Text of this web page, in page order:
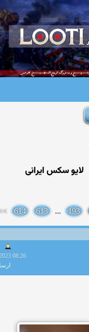
لایو سکس ایرانی
193
...
613
614
08:26